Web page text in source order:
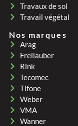
Travaux de sol
Travail végétal
Nos marques
Arag
Freilauber
Rink
Tecomec
Tifone
Weber
VMA
Wanner